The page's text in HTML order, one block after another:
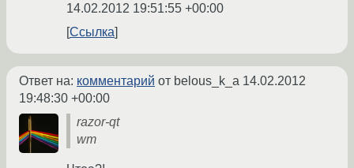
14.02.2012 19:51:55 +00:00
Ссылка
Ответ на: комментарий от belous_k_a 14.02.2012
19:48:30 +00:00
razor-qt
wm